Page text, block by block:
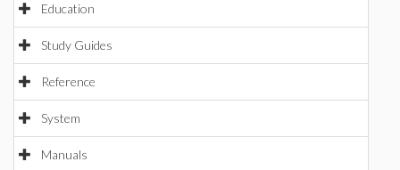
Education
Study Guides
Reference
System
Manuals